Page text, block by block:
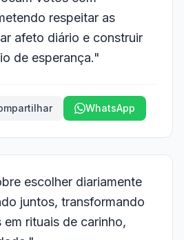
respeitar as
afeto diário e construir
de esperança."
WhatsApp
escolher diariamente
juntos, transformando
rituais de carinho,